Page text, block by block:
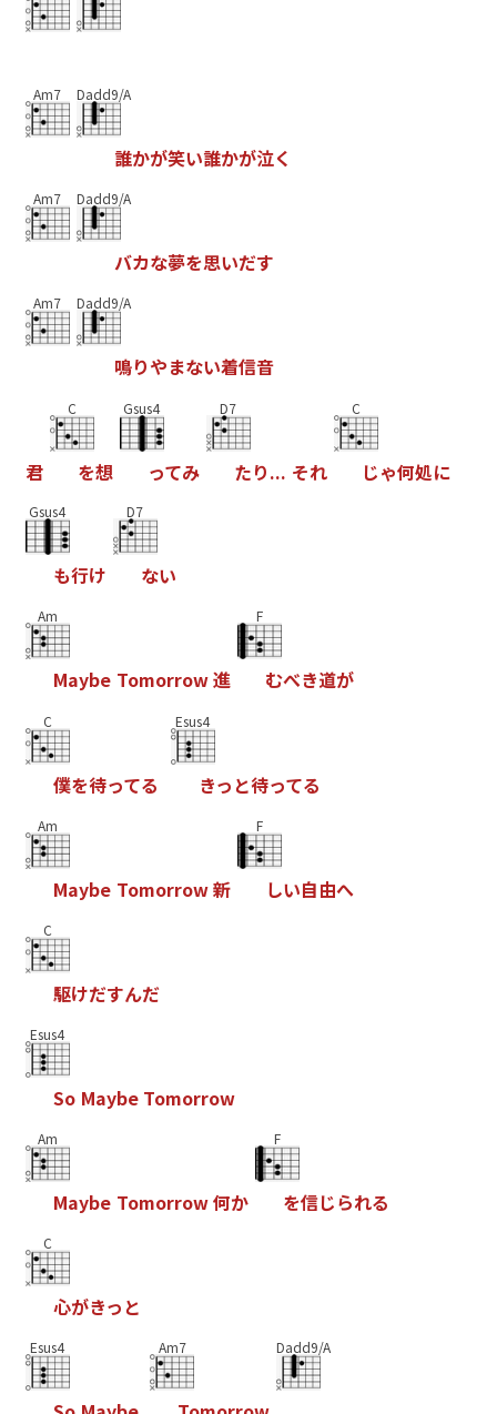
Am7 Dadd9/A
誰かが笑い誰かが泣く
Am7 Dadd9/A
バカな夢を思いだす
Am7 Dadd9/A
鳴りやまない着信音
君
C
を想
Gsus4
ってみ
D7
たり... それ
C
じゃ何処に
Gsus4
も行け
D7
ない
Am
Maybe Tomorrow進
F
むべき道が
C
僕を待ってる
Esus4
きっ と待ってる
Am
Maybe Tomorrow新
F
しい自由へ
C
駆けだすんだ
Esus4
So Maybe Tomorrow
Am
Maybe Tomorrow何か
F
を信じられる
C
心がきっ と
Esus4 Am7 Dadd9/A